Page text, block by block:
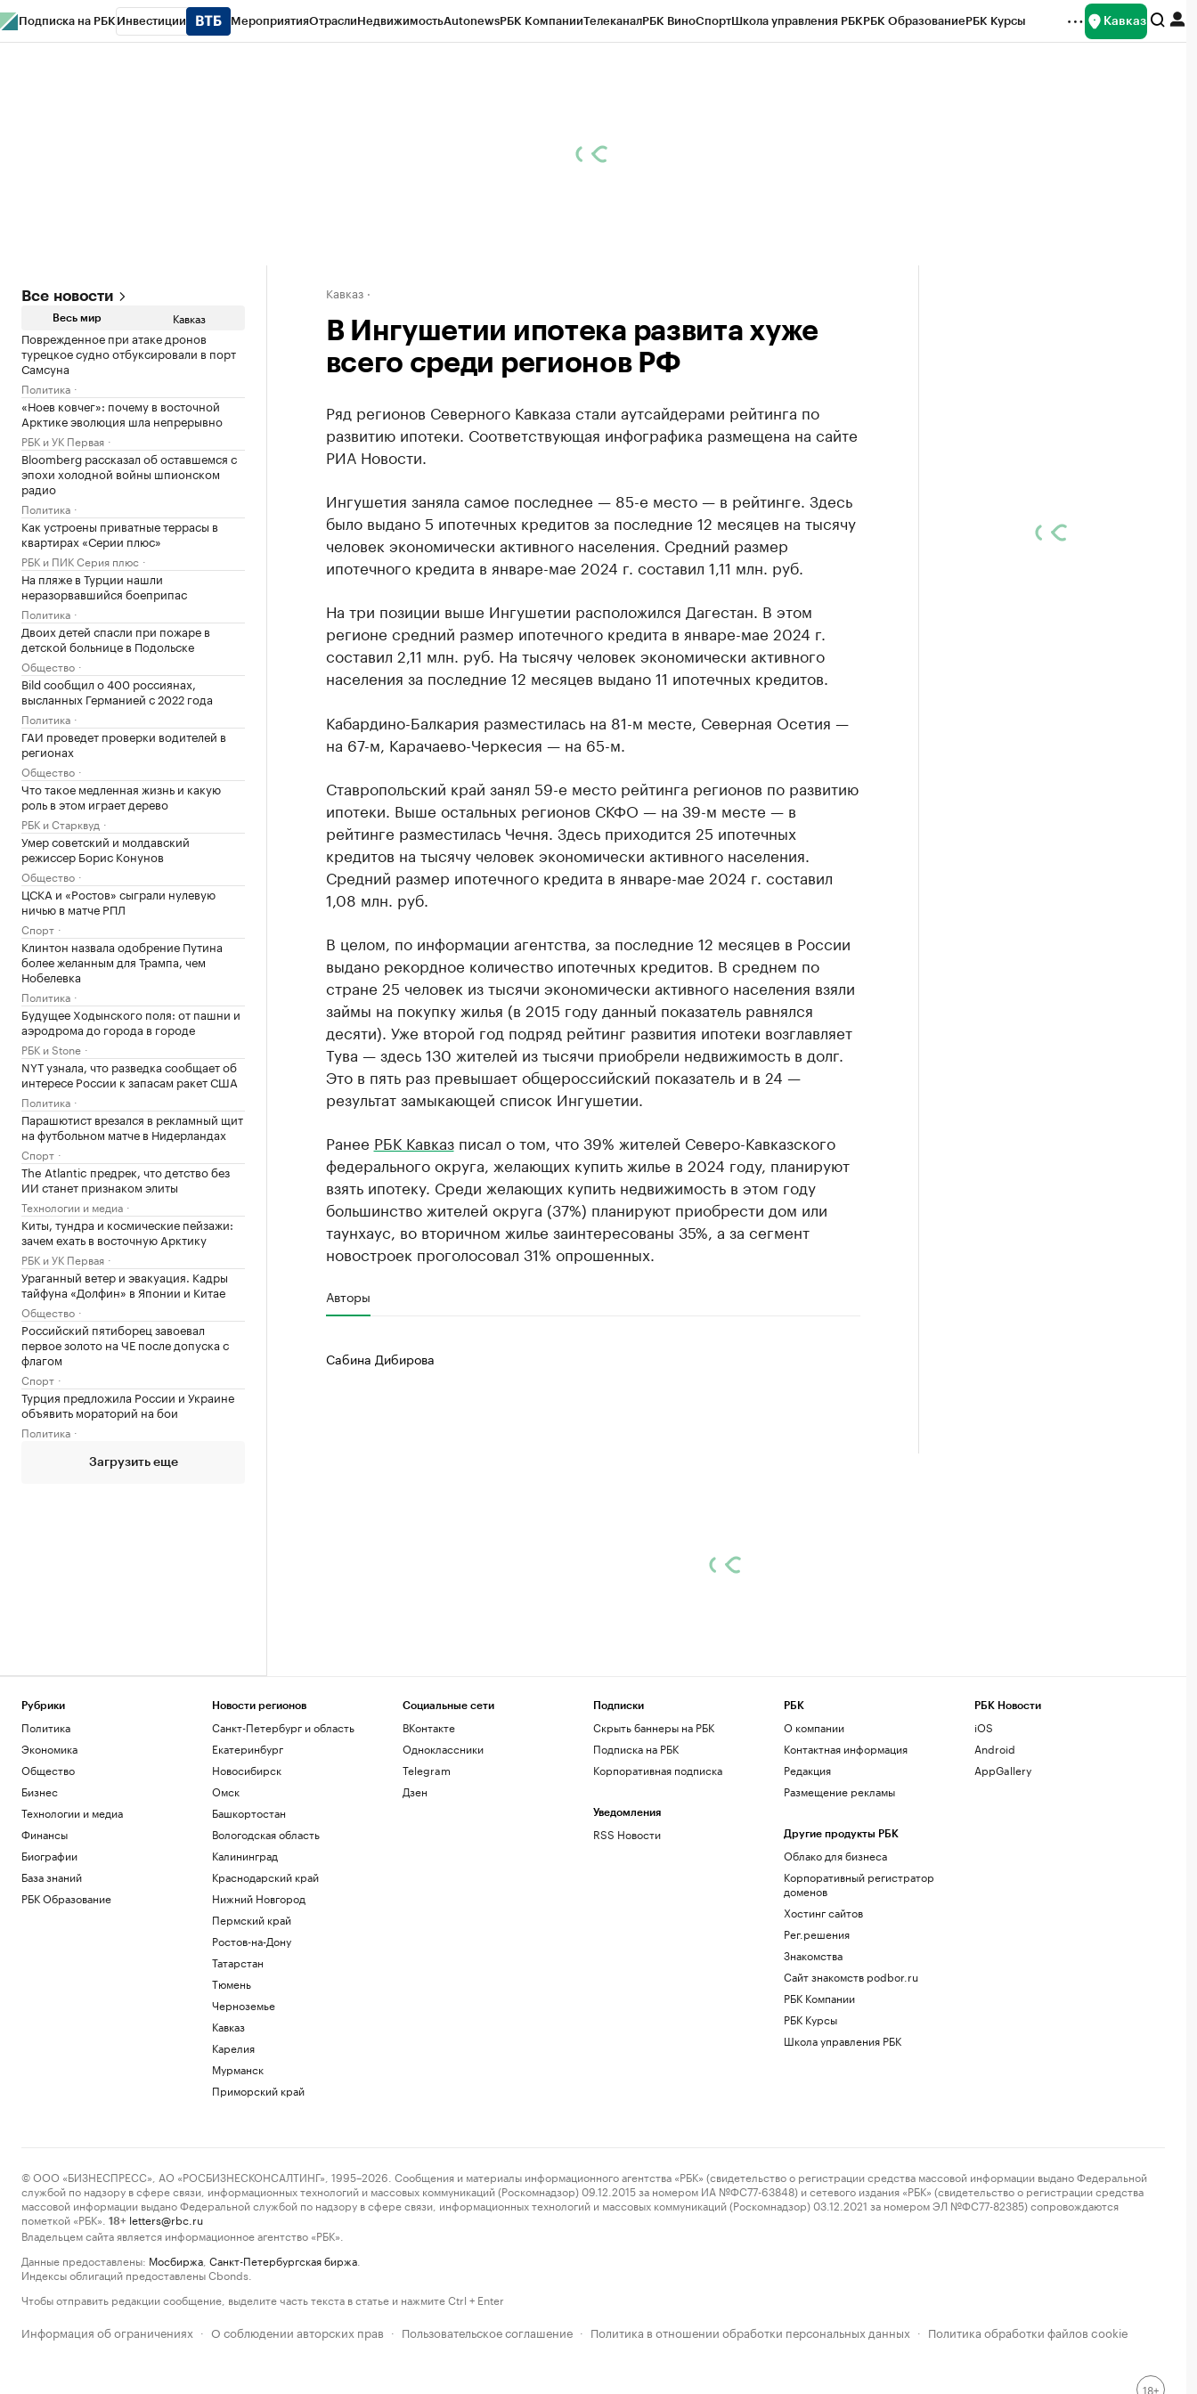
Подписка на РБК Инвестиции МероприятияОтраслиНедвижимостьAutonewsРБК КомпанииТелеканалРБК ВиноСпортШкола управления РБКРБК ОбразованиеРБК Курсы Кавказ
Все новости
Весь мир Кавказ
Поврежденное при атаке дронов
турецкое судно отбуксировали в порт
Самсуна
Политика
«Ноев ковчег»: почему в восточной
Арктике эволюция шла непрерывно
РБК и УК Первая
Bloomberg рассказал об оставшемся с
эпохи холодной войны шпионском
радио
Политика
Как устроены приватные террасы в
квартирах «Серии плюс»
РБК и ПИК Серия плюс
На пляже в Турции нашли
неразорвавшийся боеприпас
Политика
Двоих детей спасли при пожаре в
детской больнице в Подольске
Общество
Bild сообщил о 400 россиянах,
высланных Германией с 2022 года
Политика
ГАИ проведет проверки водителей в
регионах
Общество
Что такое медленная жизнь и какую
роль в этом играет дерево
РБК и Старквуд
Умер советский и молдавский
режиссер Борис Конунов
Общество
ЦСКА и «Ростов» сыграли нулевую
ничью в матче РПЛ
Спорт
Клинтон назвала одобрение Путина
более желанным для Трампа, чем
Нобелевка
Политика
Будущее Ходынского поля: от пашни и
аэродрома до города в городе
РБК и Stone
NYT узнала, что разведка сообщает об
интересе России к запасам ракет США
Политика
Парашютист врезался в рекламный щит
на футбольном матче в Нидерландах
Спорт
The Atlantic предрек, что детство без
ИИ станет признаком элиты
Технологии и медиа
Киты, тундра и космические пейзажи:
зачем ехать в восточную Арктику
РБК и УК Первая
Ураганный ветер и эвакуация. Кадры
тайфуна «Долфин» в Японии и Китае
Общество
Российский пятиборец завоевал
первое золото на ЧЕ после допуска с
флагом
Спорт
Турция предложила России и Украине
объявить мораторий на бои
Политика
Загрузить еще
Кавказ
В Ингушетии ипотека развита хуже
всего среди регионов РФ
Ряд регионов Северного Кавказа стали аутсайдерами рейтинга по
развитию ипотеки. Соответствующая инфографика размещена на сайте
РИА Новости.
Ингушетия заняла самое последнее — 85-е место — в рейтинге. Здесь
было выдано 5 ипотечных кредитов за последние 12 месяцев на тысячу
человек экономически активного населения. Средний размер
ипотечного кредита в январе-мае 2024 г. составил 1,11 млн. руб.
На три позиции выше Ингушетии расположился Дагестан. В этом
регионе средний размер ипотечного кредита в январе-мае 2024 г.
составил 2,11 млн. руб. На тысячу человек экономически активного
населения за последние 12 месяцев выдано 11 ипотечных кредитов.
Кабардино-Балкария разместилась на 81-м месте, Северная Осетия —
на 67-м, Карачаево-Черкесия — на 65-м.
Ставропольский край занял 59-е место рейтинга регионов по развитию
ипотеки. Выше остальных регионов СКФО — на 39-м месте — в
рейтинге разместилась Чечня. Здесь приходится 25 ипотечных
кредитов на тысячу человек экономически активного населения.
Средний размер ипотечного кредита в январе-мае 2024 г. составил
1,08 млн. руб.
В целом, по информации агентства, за последние 12 месяцев в России
выдано рекордное количество ипотечных кредитов. В среднем по
стране 25 человек из тысячи экономически активного населения взяли
займы на покупку жилья (в 2015 году данный показатель равнялся
десяти). Уже второй год подряд рейтинг развития ипотеки возглавляет
Тува — здесь 130 жителей из тысячи приобрели недвижимость в долг.
Это в пять раз превышает общероссийский показатель и в 24 —
результат замыкающей список Ингушетии.
Ранее РБК Кавказписал о том, что 39% жителей Северо-Кавказского
федерального округа, желающих купить жилье в 2024 году, планируют
взять ипотеку. Среди желающих купить недвижимость в этом году
большинство жителей округа (37%) планируют приобрести дом или
таунхаус, во вторичном жилье заинтересованы 35%, а за сегмент
новостроек проголосовал 31% опрошенных.
Авторы
Сабина Дибирова
Рубрики
Политика
Экономика
Общество
Бизнес
Технологии и медиа
Финансы
Биографии
База знаний
РБК Образование
Новости регионов
Санкт-Петербург и область
Екатеринбург
Новосибирск
Омск
Башкортостан
Вологодская область
Калининград
Краснодарский край
Нижний Новгород
Пермский край
Ростов-на-Дону
Татарстан
Тюмень
Черноземье
Кавказ
Карелия
Мурманск
Приморский край
Социальные сети
ВКонтакте
Одноклассники
Telegram
Дзен
Подписки
Скрыть баннеры на РБК
Подписка на РБК
Корпоративная подписка
Уведомления
RSS Новости
РБК
О компании
Контактная информация
Редакция
Размещение рекламы
Другие продукты РБК
Облако для бизнеса
Корпоративный регистратор
доменов
Хостинг сайтов
Рег.решения
Знакомства
Сайт знакомств podbor.ru
РБК Компании
РБК Курсы
Школа управления РБК
РБК Новости
iOS
Android
AppGallery
© ООО «БИЗНЕСПРЕСС», АО «РОСБИЗНЕСКОНСАЛТИНГ», 1995–2026. Сообщения и материалы информационного агентства «РБК» (свидетельство о регистрации средства массовой информации выдано Федеральной
службой по надзору в сфере связи, информационных технологий и массовых коммуникаций (Роскомнадзор) 09.12.2015 за номером ИА №ФС77-63848) и сетевого издания «РБК» (свидетельство о регистрации средства
массовой информации выдано Федеральной службой по надзору в сфере связи, информационных технологий и массовых коммуникаций (Роскомнадзор) 03.12.2021 за номером ЭЛ №ФС77-82385) сопровождаются
пометкой «РБК».
18+ letters@rbc.ru
Владельцем сайта является информационное агентство «РБК».
Данные предоставлены: Мосбиржа Санкт-Петербургская биржа
Индексы облигаций предоставлены Cbonds.
Чтобы отправить редакции сообщение, выделите часть текста в статье и нажмите Ctrl + Enter
Информация об ограничениях · О соблюдении авторских прав · Пользовательское соглашение · Политика в отношении обработки персональных данных · Политика обработки файлов cookie
18+